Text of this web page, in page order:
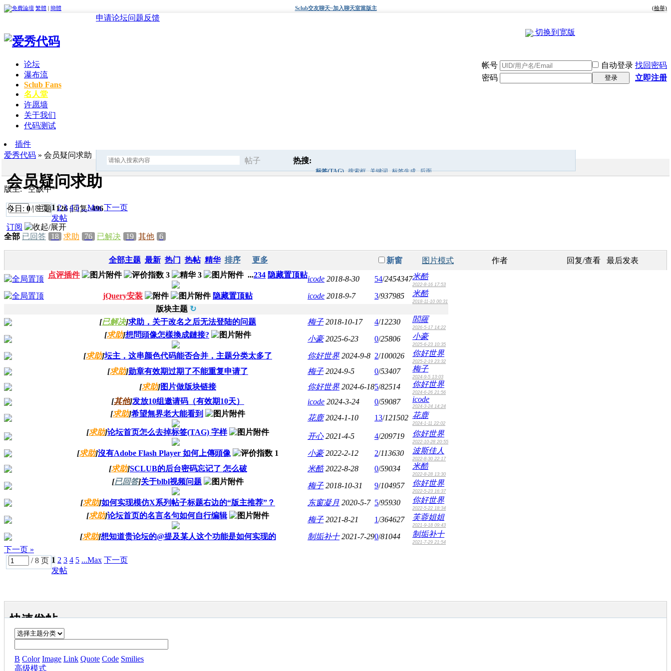
繁體 | 簡體 Sclub交友聊天~加入聊天室當版主 (檢舉)
申请论坛问题反馈
切换到宽版
帐号 自动登录 找回密码
密码
登录 立即注册
论坛
瀑布流
Sclub Fans
名人堂
许愿墙
关于我们
代码测试
插件
帖子
搜
热搜:
标签(TAG) 搜索框 关键词 标签生成 后面
爱秀代码 » 会员疑问求助
会员疑问求助
今日: 0 |主题:126 |回复:496
订阅
版主: *空缺中*
1 2 3 4 5 ...Max
/ 8 页
下一页
发帖
全部 已回答 18 求助 76 已解决 19 其他 6
新窗
全部主题 最新 热门 热帖 精华 排序 更多 图片模式 作者 回复/查看
最后发表
点评插件
...234 隐藏置顶贴icode 2018-8-30 54/2454347米酷
2022-8-16 17:53
jQuery安装 隐藏置顶贴 icode 2018-9-7 3/937985 米酷
2018-11-10 00:31
版块主题↻
[已解决]求助，关于改名之后无法登陆的问题 梅子 2018-10-17 4/12230 閻羅
2026-5-17 14:22
[求助]想問頭像怎樣換成鏈接? 小豪 2025-6-23 0/25806 小豪
2025-6-23 10:35
[求助]坛主，这串颜色代码能否合并，主题分类太多了 你好世界 2024-9-8 2/100026 你好世界
2025-2-19 23:32
[求助]勋章有效期过期了不能重复申请了 梅子 2024-9-5 0/53407 梅子
2024-9-5 13:03
[求助]图片做版块链接 你好世界 2024-6-185/82514 你好世界
2024-6-26 21:56
[其他]发放10组邀请码（有效期10天） icode 2024-3-24 0/59087 icode
2024-3-24 14:24
[求助]希望無界老大能看到 花鹿 2024-1-10 13/121502 花鹿
2024-1-11 22:02
[求助]论坛首页怎么去掉标签(TAG) 字样 开心 2021-4-5 4/209719 你好世界
2022-10-28 20:55
[求助]沒有Adobe Flash Player 如何上傳頭像 小豪 2022-2-12 2/113630 波斯佳人
2022-8-30 22:17
[求助]SCLUB的后台密码忘记了 怎么破 米酷 2022-8-28 0/59034 米酷
2022-8-28 13:30
[已回答]关于blbl视频问题 梅子 2018-10-31 9/104957 你好世界
2022-5-23 16:37
[求助]如何实现模仿X系列帖子标题右边的“版主推荐”？ 东窗凝月 2020-5-7 5/95930 你好世界
2022-5-22 18:34
[求助]论坛首页的名言名句如何自行编辑 梅子 2021-8-21 1/364627 芙蓉姐姐
2021-9-18 09:43
[求助]想知道贵论坛的@提及某人这个功能是如何实现的 制垢补十 2021-7-290/81044 制垢补十
2021-7-29 21:54
下一页 »
1 2 3 4 5 ...Max
/ 8 页
下一页
发帖
快速发帖
B Color Image Link Quote Code Smilies
高级模式